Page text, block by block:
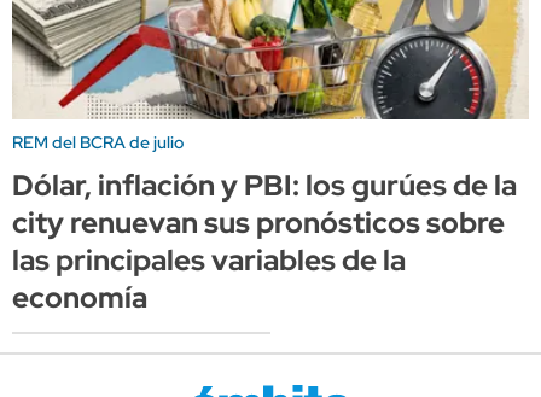
REM del BCRA de julio
Dólar, inflación y PBI: los gurúes de la
city renuevan sus pronósticos sobre
las principales variables de la
economía